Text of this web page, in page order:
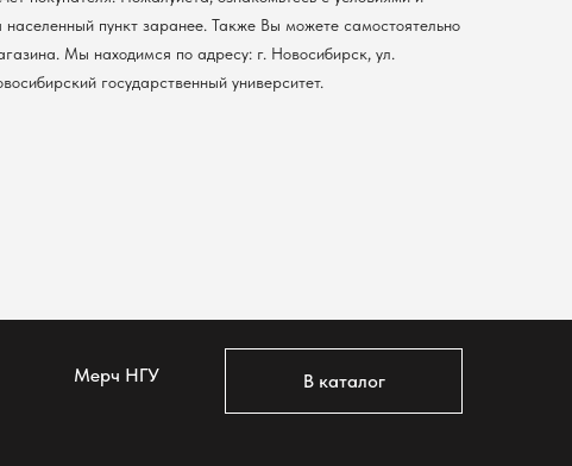
пункт заранее. Также Вы можете самостоятельно
Мы находимся по адресу: г. Новосибирск, ул.
государственный университет.
В каталог
Мерч НГУ